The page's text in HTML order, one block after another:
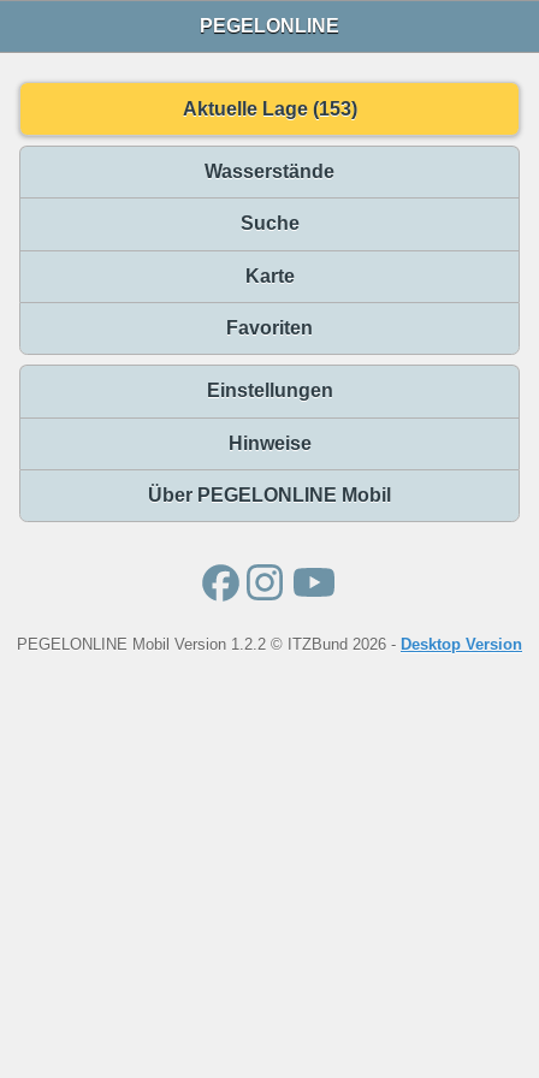
PEGELONLINE
Aktuelle Lage (153)
Wasserstände
Suche
Karte
Favoriten
Einstellungen
Hinweise
Über PEGELONLINE Mobil
PEGELONLINE Mobil Version 1.2.2 © ITZBund 2026 - Desktop Version